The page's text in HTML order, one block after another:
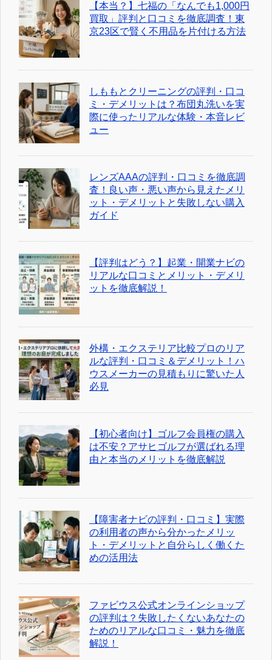
【本当？】七福の「なんでも1,000円
買取」評判と口コミを徹底調査！東
京23区で賢く不用品を片付ける方法
しももとクリーニングの評判・口コ
ミ・デメリットは？布団丸洗いを実
際に使ったリアルな体験・本音レビ
ュー
レンズAAAの評判・口コミを徹底調
査！良い声・悪い声から見えたメリ
ット・デメリットと失敗しない購入
ガイド
【評判はどう？】起業・開業ナビの
リアルな口コミとメリット・デメリ
ットを徹底解説！
外構・エクステリア比較プロのリア
ルな評判・口コミ＆デメリット！ハ
ウスメーカーの見積もりに驚いた人
必見
【初心者向け】ゴルフ会員権の購入
は不安？アサヒゴルフが選ばれる理
由と本当のメリットを徹底解説
【障害者ナビの評判・口コミ】実際
の利用者の声から分かったメリッ
ト・デメリットと自分らしく働くた
めの活用法
ファビウス公式オンラインショップ
の評判は？失敗したくないあなたの
ためのリアルな口コミ・魅力を徹底
解説！